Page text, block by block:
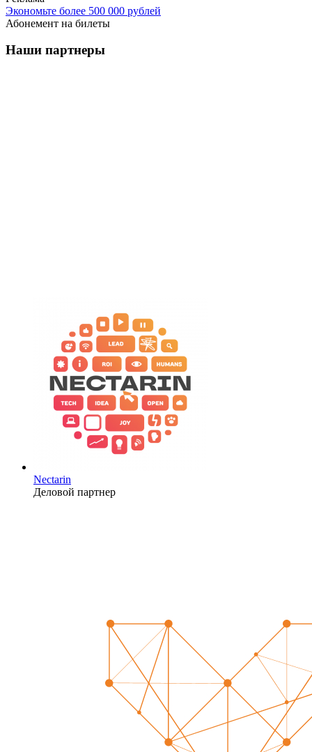
Экономьте более 500 000 рублей
Абонемент на билеты
Наши партнеры
Nectarin
Деловой партнер